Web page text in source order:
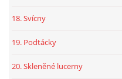
18. Svícny
19. Podtácky
20. Skleněné lucerny